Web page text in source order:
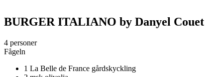
BURGER ITALIANO by Danyel Couet
4 personer
Fågeln
1 La Belle de France gårdskyckling